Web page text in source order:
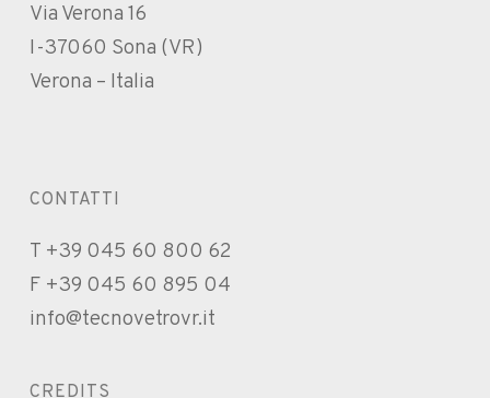
Via Verona 16
I-37060 Sona (VR)
Verona – Italia
CONTATTI
T +39 045 60 800 62
F +39 045 60 895 04
info@tecnovetrovr.it
CREDITS